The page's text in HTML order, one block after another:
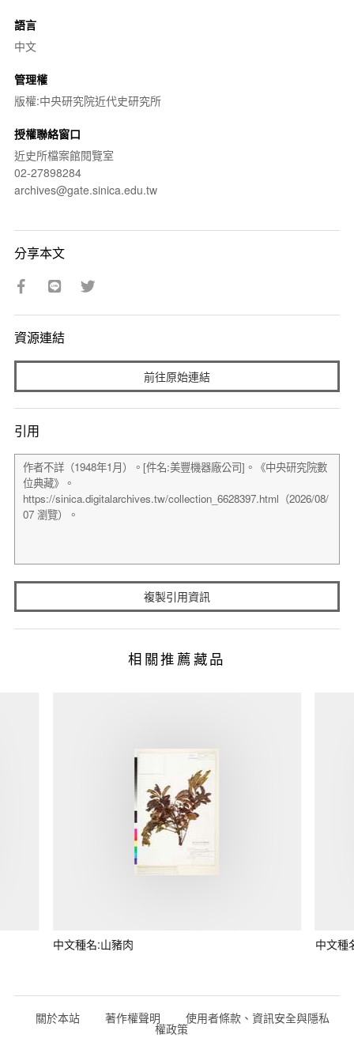
語言
中文
管理權
版權:中央研究院近代史研究所
授權聯絡窗口
近史所檔案館閱覽室
02-27898284
archives@gate.sinica.edu.tw
分享本文
資源連結
前往原始連結
引用
複製引用資訊
相關推薦藏品
中文種名:山豬肉 中文種
關於本站 著作權聲明 使用者條款、資訊安全與隱私
權政策